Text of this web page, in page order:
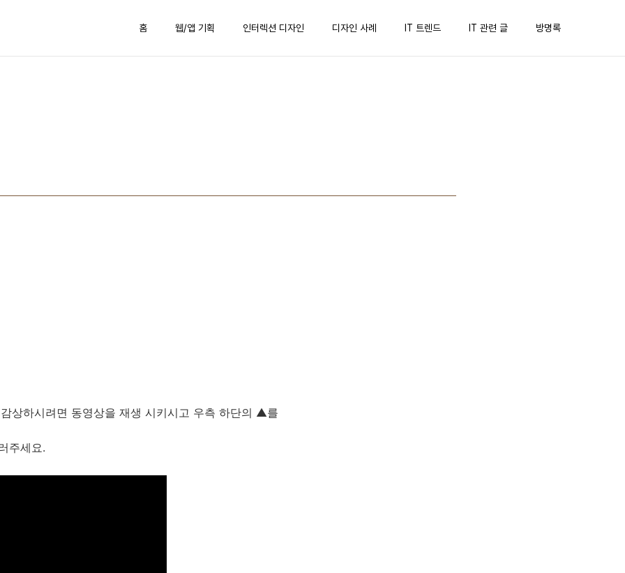
홈 웹/앱 기획 인터렉션 디자인 디자인 사례 IT 트렌드 IT 관련 글 방명록
상하시려면 동영상을 재생 시키시고 우측 하단의 ▲를
주세요.